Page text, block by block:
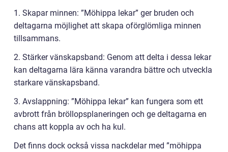
1. Skapar minnen: ”Möhippa lekar” ger bruden och
deltagarna möjlighet att skapa oförglömliga minnen
tillsammans.
2. Stärker vänskapsband: Genom att delta i dessa lekar
kan deltagarna lära känna varandra bättre och utveckla
starkare vänskapsband.
3. Avslappning: ”Möhippa lekar” kan fungera som ett
avbrott från bröllopsplaneringen och ge deltagarna en
chans att koppla av och ha kul.
Det finns dock också vissa nackdelar med ”möhippa